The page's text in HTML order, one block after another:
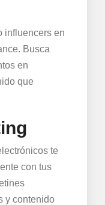
influencers en
Busca
en
que
te
con tus
y contenido